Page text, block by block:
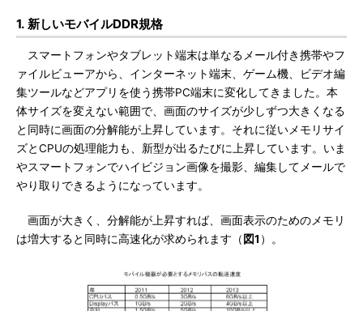
1. 新しいモバイルDDR規格
スマートフォンやタブレット端末は単なるメール付き携帯やフ
ァイルビューアから、インターネット端末、ゲーム機、ビデオ編
集ツールなどアプリを使う携帯PC端末に変化してきました。本
体サイズを変えない範囲で、画面のサイズが少しずつ大きくなる
と同時に画面の分解能が上昇しています。それに従いメモリサイ
ズとCPUの処理能力も、新型が出るたびに上昇しています。いま
やスマートフォンでハイビジョン画像を撮影、編集してメールで
やり取りできるようになっています。
画面が大きく、分解能が上昇すれば、画面表示のためのメモリ
は増大すると同時に高速化が求められます（ 図1 ）。